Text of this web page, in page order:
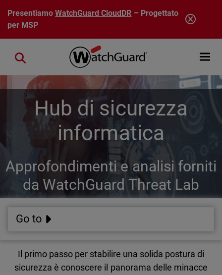
Salta al contenuto principale
PresentiamoWatchGuard CloudDR – Progettato
per MSP
Open
Close search
Hub di sicurezza
informatica
Approfondimenti e analisi forniti
da WatchGuard Threat Lab
Go to
Il primo passo per stabilire una solida postura di
sicurezza è conoscere il panorama delle minacce